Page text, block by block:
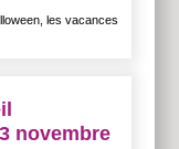
les vacances
novembre